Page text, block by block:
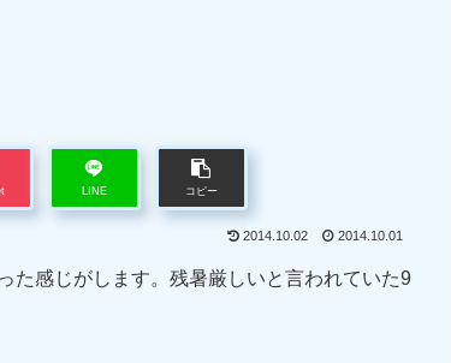
LINE コピー
2014.10.02 2014.10.01
た感じがします。残暑厳しいと言われていた9